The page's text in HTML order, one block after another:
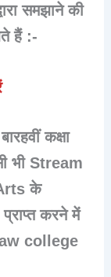
समझाने की
हैं :-
कक्षा
भी Stream
के
करने में
college